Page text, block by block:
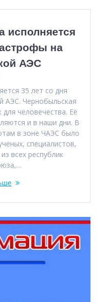
исполняется
на
АЭС
35 лет со дня
АЭС. Чернобыльская
для человечества. Её
и в наши дни. В
в зоне ЧАЭС было
специалистов,
всех республик